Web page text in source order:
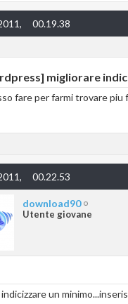
00.19.38
migliorare
fare per farmi trovare piu
00.22.53
download90
Utente giovane
un